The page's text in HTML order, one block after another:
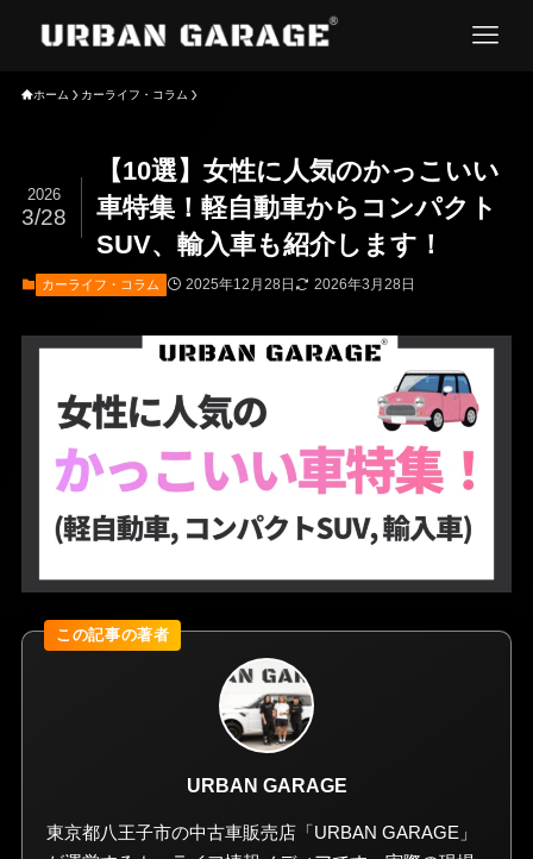
ホーム カーライフ・コラム
【10選】女性に人気のかっこいい
車特集！軽自動車からコンパクト
SUV、輸入車も紹介します！
2026
3/28
カーライフ・コラム 2025年12月28日 2026年3月28日
URBAN GARAGE
東京都八王子市の中古車販売店「URBAN GARAGE」